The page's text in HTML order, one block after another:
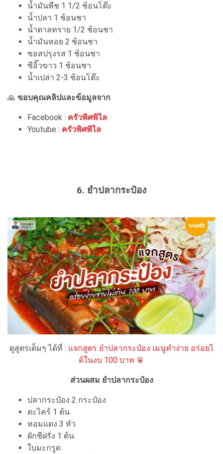
น้ำมันพืช 1 1/2 ช้อนโต๊ะ
น้ำปลา 1 ช้อนชา
น้ำตาลทราย 1/2 ช้อนชา
น้ำมันหอย 2 ช้อนชา
ซอสปรุงรส 1 ช้อนชา
ซีอิ๊วขาว 1 ช้อนชา
น้ำเปล่า 2-3 ช้อนโต๊ะ
🙏 ขอบคุณคลิปและข้อมูลจาก
Facebook : ครัวพิศพิไล
Youtube : ครัวพิศพิไล
6. ยำปลากระป๋อง
ดูสูตรเต็มๆ ได้ที่ : แจกสูตร ยำปลากระป๋อง เมนูทำง่าย อร่อยไ
ด้ในงบ 100 บาท 🥫
ส่วนผสม ยำปลากระป๋อง
ปลากระป๋อง 2 กระป๋อง
ตะไคร้ 1 ต้น
หอมแดง 3 หัว
ผักชีฝรั่ง 1 ต้น
ใบมะกรูด